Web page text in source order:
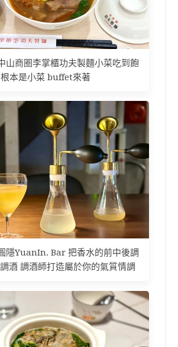
山商圈李掌櫃功夫製麵小菜吃到飽
根本是小菜 buffet來著
隱YuanIn. Bar 把香水的前中後調
酒 調酒師打造屬於你的氣質情調